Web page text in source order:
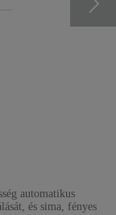
automatikus
és sima, fényes